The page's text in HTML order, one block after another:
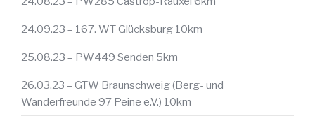
24.09.23 – 167. WT Glücksburg 10km
25.08.23 – PW449 Senden 5km
26.03.23 – GTW Braunschweig (Berg- und
Wanderfreunde 97 Peine e.V.) 10km